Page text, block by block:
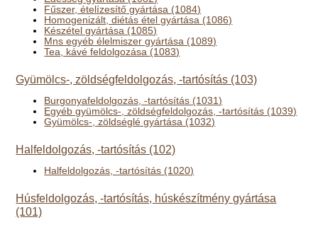
Fűszer, ételízesítő gyártása (1084)
Homogenizált, diétás étel gyártása (1086)
Készétel gyártása (1085)
Mns egyéb élelmiszer gyártása (1089)
Tea, kávé feldolgozása (1083)
Gyümölcs-, zöldségfeldolgozás, -tartósítás (103)
Burgonyafeldolgozás, -tartósítás (1031)
Egyéb gyümölcs-, zöldségfeldolgozás, -tartósítás (1039)
Gyümölcs-, zöldséglé gyártása (1032)
Halfeldolgozás, -tartósítás (102)
Halfeldolgozás, -tartósítás (1020)
Húsfeldolgozás, -tartósítás, húskészítmény gyártása
(101)